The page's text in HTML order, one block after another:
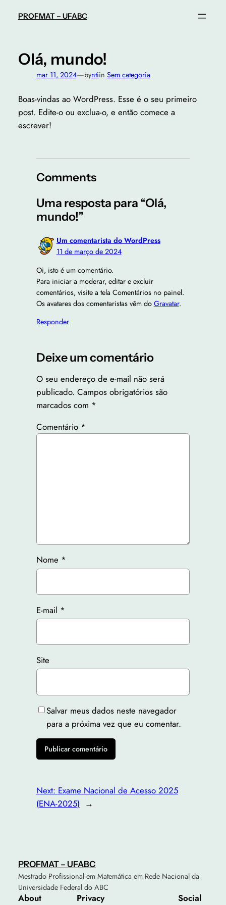
PROFMAT – UFABC
Olá, mundo!
mar 11, 2024—byntiin Sem categoria
Boas-vindas ao WordPress. Esse é o seu primeiro
post. Edite-o ou exclua-o, e então comece a
escrever!
Comments
Uma resposta para “Olá,
mundo!”
Um comentarista do WordPress
11 de março de 2024
Oi, isto é um comentário.
Para iniciar a moderar, editar e excluir
comentários, visite a tela Comentários no painel.
Os avatares dos comentaristas vêm do Gravatar.
Responder
Deixe um comentário
O seu endereço de e-mail não será
publicado. Campos obrigatórios são
marcados com *
Comentário *
Nome *
E-mail *
Site
Salvar meus dados neste navegador
para a próxima vez que eu comentar.
Next: Exame Nacional de Acesso 2025
(ENA-2025) →
PROFMAT – UFABC
Mestrado Profissional em Matemática em Rede Nacional da
Universidade Federal do ABC
About Privacy Social